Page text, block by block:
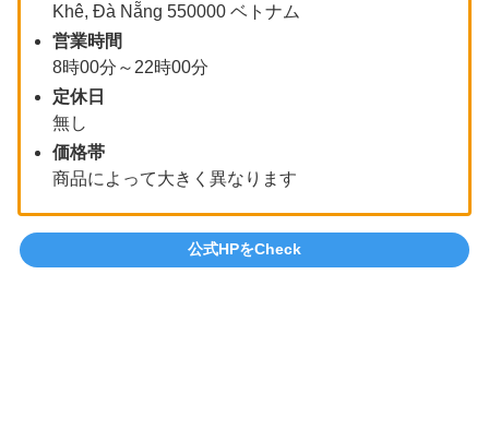
Khê, Đà Nẵng 550000 ベトナム
営業時間
8時00分～22時00分
定休日
無し
価格帯
商品によって大きく異なります
公式HPをCheck